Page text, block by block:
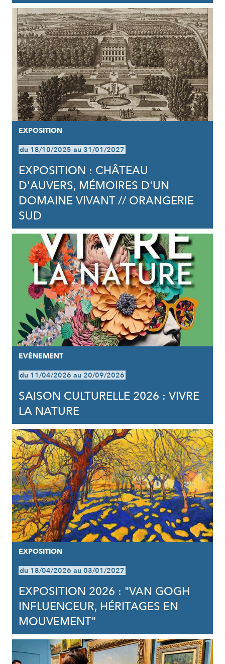
EXPOSITION
du 18/10/2025 au 31/01/2027
EXPOSITION : CHÂTEAU
D'AUVERS, MÉMOIRES D'UN
DOMAINE VIVANT // ORANGERIE
SUD
EVÈNEMENT
du 11/04/2026 au 20/09/2026
SAISON CULTURELLE 2026 : VIVRE
LA NATURE
EXPOSITION
du 18/04/2026 au 03/01/2027
EXPOSITION 2026 : "VAN GOGH
INFLUENCEUR, HÉRITAGES EN
MOUVEMENT"